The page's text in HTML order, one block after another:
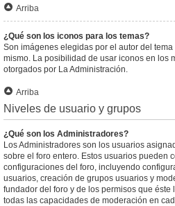
Arriba
¿Qué son los iconos para los temas?
Son imágenes elegidas por el autor del
mismo. La posibilidad de usar iconos en los
otorgados por La Administración.
Arriba
Niveles de usuario y grupos
¿Qué son los Administradores?
Los Administradores son los usuarios
sobre el foro entero. Estos usuarios pueden
configuraciones del foro, incluyendo
usuarios, creación de grupos usuarios y
fundador del foro y de los permisos que
todas las capacidades de moderación en